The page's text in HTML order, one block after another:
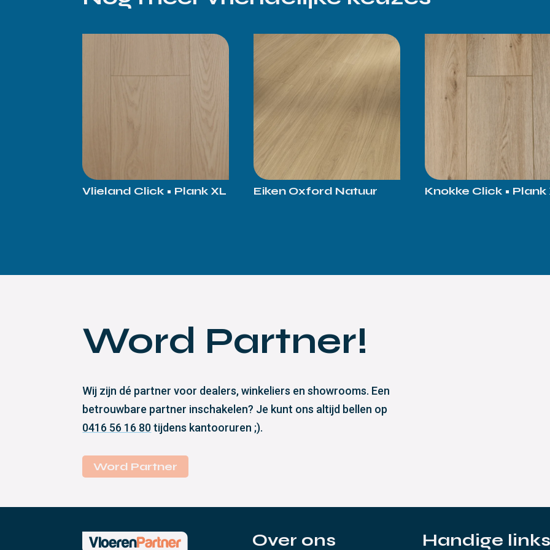
Vlieland Click • Plank XL Eiken Oxford Natuur Knokke Click • Plank
Word Partner!
Wij zijn dé partner voor dealers, winkeliers en showrooms. Een
betrouwbare partner inschakelen? Je kunt ons altijd bellen op
0416 56 16 80tijdens kantooruren ;).
Word Partner
Over ons Handige links